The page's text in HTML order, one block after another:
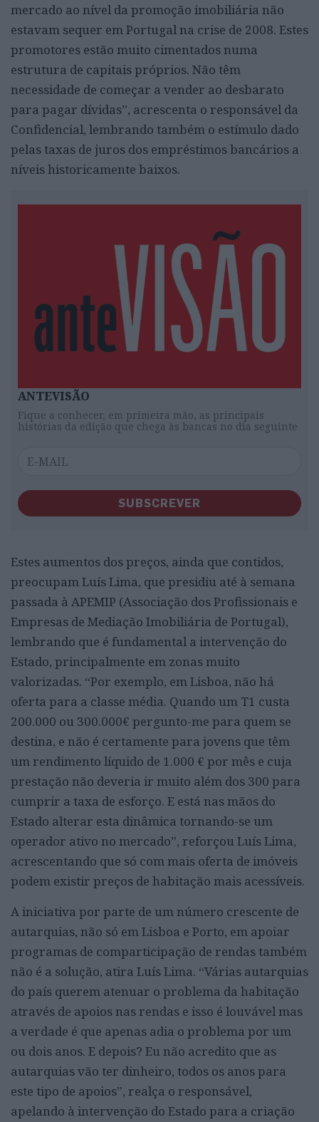
mercado ao nível da promoção imobiliária não
estavam sequer em Portugal na crise de 2008. Estes
promotores estão muito cimentados numa
estrutura de capitais próprios. Não têm
necessidade de começar a vender ao desbarato
para pagar dívidas”, acrescenta o responsável da
Confidencial, lembrando também o estímulo dado
pelas taxas de juros dos empréstimos bancários a
níveis historicamente baixos.
ANTEVISÃO
Fique a conhecer, em primeira mão, as principais
histórias da edição que chega às bancas no dia seguinte
SUBSCREVER
Estes aumentos dos preços, ainda que contidos,
preocupam Luís Lima, que presidiu até à semana
passada à APEMIP (Associação dos Profissionais e
Empresas de Mediação Imobiliária de Portugal),
lembrando que é fundamental a intervenção do
Estado, principalmente em zonas muito
valorizadas. “Por exemplo, em Lisboa, não há
oferta para a classe média. Quando um T1 custa
200.000 ou 300.000€ pergunto-me para quem se
destina, e não é certamente para jovens que têm
um rendimento líquido de 1.000 € por mês e cuja
prestação não deveria ir muito além dos 300 para
cumprir a taxa de esforço. E está nas mãos do
Estado alterar esta dinâmica tornando-se um
operador ativo no mercado”, reforçou Luís Lima,
acrescentando que só com mais oferta de imóveis
podem existir preços de habitação mais acessíveis.
A iniciativa por parte de um número crescente de
autarquias, não só em Lisboa e Porto, em apoiar
programas de comparticipação de rendas também
não é a solução, atira Luís Lima. “Várias autarquias
do país querem atenuar o problema da habitação
através de apoios nas rendas e isso é louvável mas
a verdade é que apenas adia o problema por um
ou dois anos. E depois? Eu não acredito que as
autarquias vão ter dinheiro, todos os anos para
este tipo de apoios”, realça o responsável,
apelando à intervenção do Estado para a criação